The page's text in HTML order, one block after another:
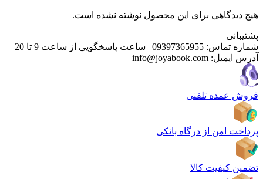
هیچ دیدگاهی برای این محصول نوشته نشده است.
پشتیبانی
شماره تماس: 09397365955
| ساعت پاسخگویی از ساعت 9 تا 20
آدرس ایمیل: info@joyabook.com
فروش عمده تلفنی
پرداخت امن از درگاه بانکی
تضمین کیفیت کالا